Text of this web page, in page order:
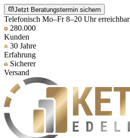
Jetzt Beratungstermin sichern
Telefonisch Mo–Fr 8–20 Uhr erreichbar
280.000
Kunden
30 Jahre
Erfahrung
Sicherer
Versand